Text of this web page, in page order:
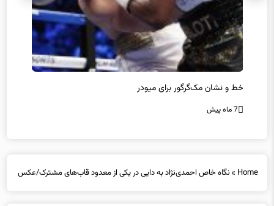
خط و نشان مک‌گرگور برای میودر
7 ماه پیش
Home
» نگاه خاص احمدی‌نژاد به دایی در یکی از معدود قاب‌های مشترک/عکس